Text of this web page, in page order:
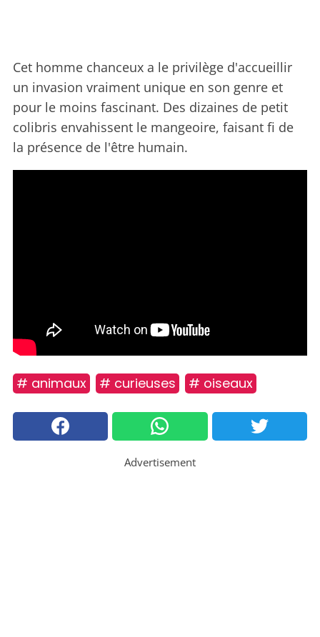
Cet homme chanceux a le privilège d'accueillir
un invasion vraiment unique en son genre et
pour le moins fascinant. Des dizaines de petit
colibris envahissent le mangeoire, faisant fi de
la présence de l'être humain.
# animaux # curieuses # oiseaux
Advertisement